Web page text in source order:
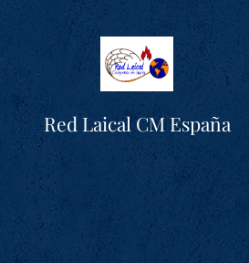
Red Laical CM España